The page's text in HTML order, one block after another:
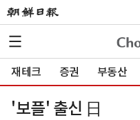
재테크 증권 부동산
'보플' 출신 日